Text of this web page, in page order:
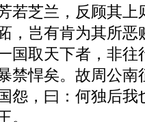
若芝兰，反顾其上
，岂有肯为其所恶
国取天下者，非往
禁悍矣。故周公南
怨，曰：何独后我
。